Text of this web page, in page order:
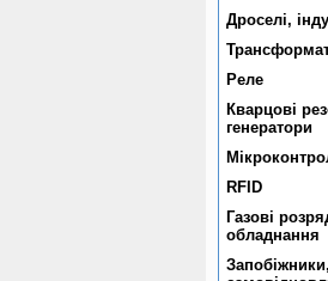
Дроселi,
Реле
Кварцовi
генератори
RFID
Газовi
обладнання